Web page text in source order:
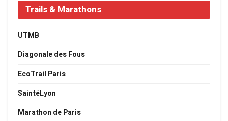
Trails & Marathons
UTMB
Diagonale des Fous
EcoTrail Paris
SaintéLyon
Marathon de Paris